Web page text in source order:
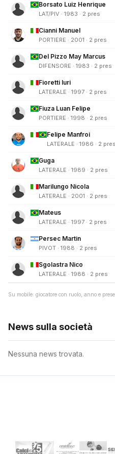
Borsato Luiz Henrique
LAT/PIV · 1983 · 2 pres
Cianni Manuel
PORTIERE · 2001 · 2 pres
Del Pizzo May Marcus
DIFENSORE · 1983 · 2 pres
Fioretti Iuri
LATERALE · 1997 · 2 pres
Fiuza Luan Felipe
PORTIERE · 1998 · 2 pres
Felipe Manfroi
LATERALE · 1986 · 2 pres
Guga
LATERALE · 1989 · 2 pres
Marilungo Nicola
LATERALE · 2001 · 2 pres
Mateus
LATERALE · 1997 · 2 pres
Persec Martin
PIVOT · 1988 · 2 pres
Sgolastra Nico
LATERALE · 1988 · 2 pres
Su mobile: giocatore con ruolo, anno e
News sulla società
Nessuna news trovata.